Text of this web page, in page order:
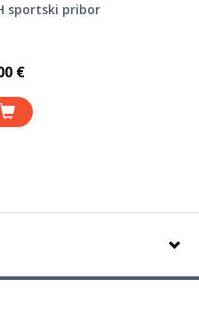
sportski pribor
€